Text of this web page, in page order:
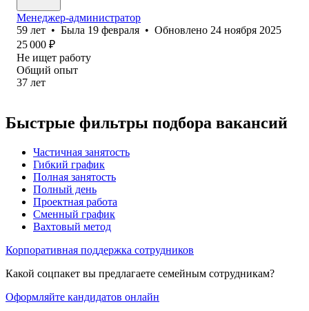
Менеджер-администратор
59 лет • Была 19 февраля • Обновлено 24 ноября 2025
25 000 ₽
Не ищет работу
Общий опыт
37 лет
Быстрые фильтры подбора вакансий
Частичная занятость
Гибкий график
Полная занятость
Полный день
Проектная работа
Сменный график
Вахтовый метод
Корпоративная поддержка сотрудников
Какой соцпакет вы предлагаете семейным сотрудникам?
Оформляйте кандидатов онлайн